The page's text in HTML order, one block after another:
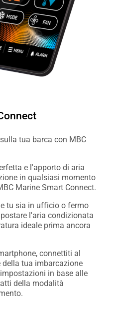
tua barca con MBC
e l'apporto di aria
in qualsiasi momento
Marine Smart Connect.
tu sia in ufficio o fermo
l'aria condizionata
ideale prima ancora
connettiti al
tua imbarcazione
in base alle
della modalità